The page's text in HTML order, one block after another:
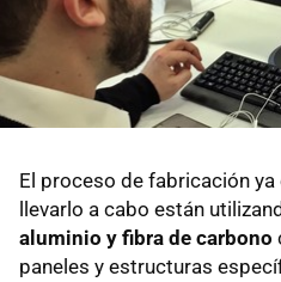
El proceso de fabricación
llevarlo a cabo están
aluminio y fibra de carbono
paneles y estructuras